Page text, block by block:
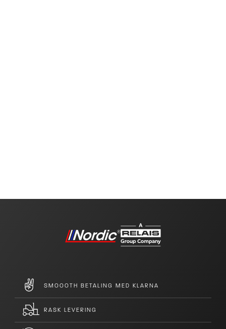
SMOOOTH BETALING MED KLARNA
RASK LEVERING